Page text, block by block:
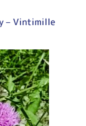
– Vintimille